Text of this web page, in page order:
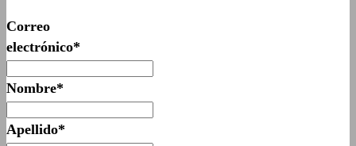
Correo
electrónico*
Nombre*
Apellido*